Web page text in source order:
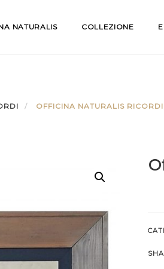
NATURALIS COLLEZIONE
OFFICINA NATURALIS